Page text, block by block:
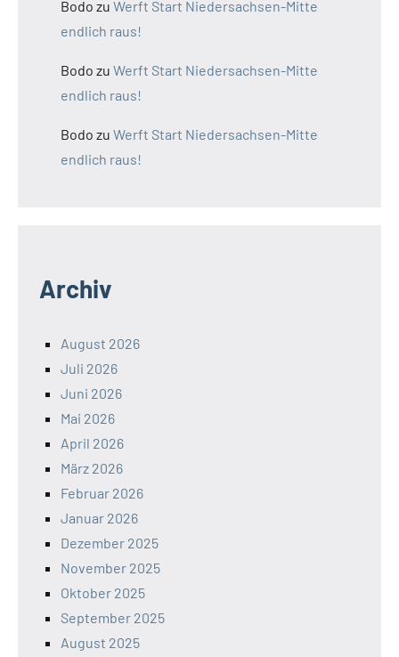
Bodo zu Werft Start Niedersachsen-Mitte
endlich raus!
Bodo zu Werft Start Niedersachsen-Mitte
endlich raus!
Bodo zu Werft Start Niedersachsen-Mitte
endlich raus!
Archiv
August 2026
Juli 2026
Juni 2026
Mai 2026
April 2026
März 2026
Februar 2026
Januar 2026
Dezember 2025
November 2025
Oktober 2025
September 2025
August 2025